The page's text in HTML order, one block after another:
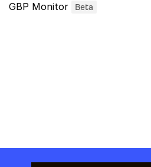
GBP Monitor Beta